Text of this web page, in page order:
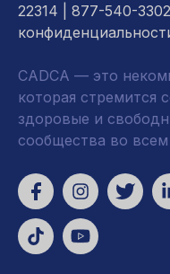
22314 | 877-540-
CADCA — это
которая стремится
здоровые и
сообщества во